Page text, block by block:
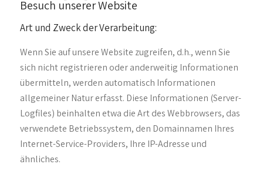
Besuch unserer Website
Art und Zweck der Verarbeitung:
Wenn Sie auf unsere Website zugreifen, d.h., wenn Sie
sich nicht registrieren oder anderweitig Informationen
übermitteln, werden automatisch Informationen
allgemeiner Natur erfasst. Diese Informationen (Server-
Logfiles) beinhalten etwa die Art des Webbrowsers, das
verwendete Betriebssystem, den Domainnamen Ihres
Internet-Service-Providers, Ihre IP-Adresse und
ähnliches.